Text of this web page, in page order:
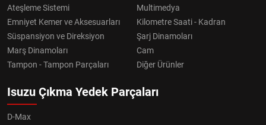
Ateşleme Sistemi
Multimedya
Emniyet Kemer ve Aksesuarları
Kilometre Saati - Kadran
Süspansiyon ve Direksiyon
Şarj Dinamoları
Marş Dinamoları
Cam
Tampon - Tampon Parçaları
Diğer Ürünler
Isuzu Çıkma Yedek Parçaları
D-Max